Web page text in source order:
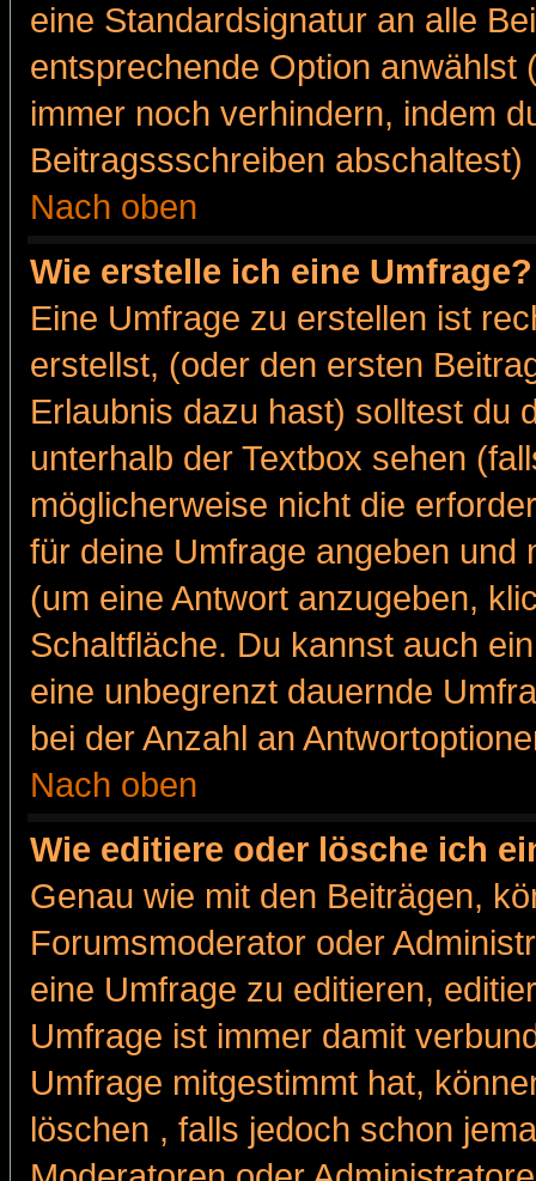
eine Standardsignatur an alle
entsprechende Option anwählst
immer noch verhindern, indem
Beitragssschreiben abschaltest)
Nach oben
Wie erstelle ich eine Umfrage?
Eine Umfrage zu erstellen ist
erstellst, (oder den ersten
Erlaubnis dazu hast) solltest du
unterhalb der Textbox sehen
möglicherweise nicht die
für deine Umfrage angeben und
(um eine Antwort anzugeben,
Schaltfläche. Du kannst auch
eine unbegrenzt dauernde
bei der Anzahl an
Nach oben
Wie editiere oder lösche ich
Genau wie mit den Beiträgen,
Forumsmoderator oder
eine Umfrage zu editieren,
Umfrage ist immer damit
Umfrage mitgestimmt hat,
löschen , falls jedoch schon